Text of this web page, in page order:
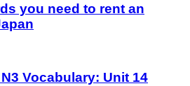
you need to rent an
Vocabulary: Unit 14